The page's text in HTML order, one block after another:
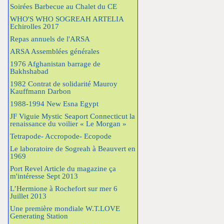
Soirées Barbecue au Chalet du CE
WHO'S WHO SOGREAH ARTELIA
Echirolles 2017
Repas annuels de l'ARSA
ARSA Assemblées générales
1976 Afghanistan barrage de
Bakhshabad
1982 Contrat de solidarité Mauroy
Kauffmann Darbon
1988-1994 New Esna Egypt
JF Viguie Mystic Seaport Connecticut la
renaissance du voilier « Le Morgan »
Tetrapode- Accropode- Ecopode
Le laboratoire de Sogreah à Beauvert en
1969
Port Revel Article du magazine ça
m'intéresse Sept 2013
L’Hermione à Rochefort sur mer 6
Juillet 2013
Une première mondiale W.T.LOVE
Generating Station